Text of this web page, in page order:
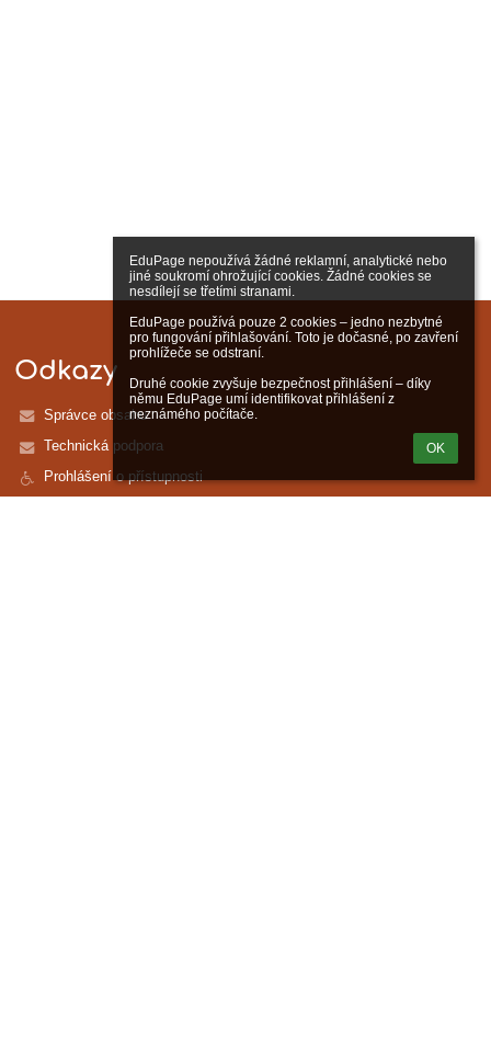
EduPage nepoužívá žádné reklamní, analytické nebo
jiné soukromí ohrožující cookies. Žádné cookies se
nesdílejí se třetími stranami.
EduPage používá pouze 2 cookies – jedno nezbytné
pro fungování přihlašování. Toto je dočasné, po zavření
prohlížeče se odstraní.
Druhé cookie zvyšuje bezpečnost přihlášení – díky
němu EduPage umí identifikovat přihlášení z
neznámého počítače.
OK
Odkazy
Správce obsahu
Technická podpora
Prohlášení o přístupnosti